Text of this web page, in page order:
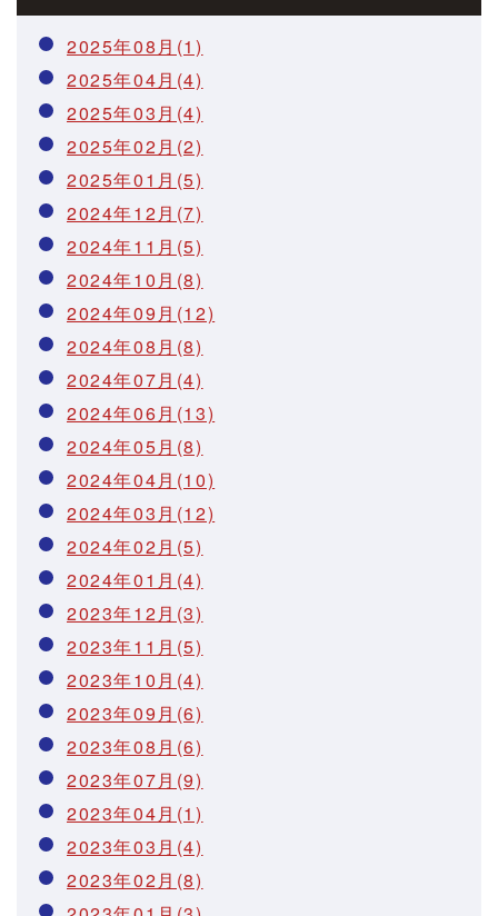
2025年08月(1)
2025年04月(4)
2025年03月(4)
2025年02月(2)
2025年01月(5)
2024年12月(7)
2024年11月(5)
2024年10月(8)
2024年09月(12)
2024年08月(8)
2024年07月(4)
2024年06月(13)
2024年05月(8)
2024年04月(10)
2024年03月(12)
2024年02月(5)
2024年01月(4)
2023年12月(3)
2023年11月(5)
2023年10月(4)
2023年09月(6)
2023年08月(6)
2023年07月(9)
2023年04月(1)
2023年03月(4)
2023年02月(8)